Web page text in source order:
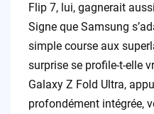
Flip 7, lui, gagnerait
Signe que Samsung
simple course aux
surprise se profile-t-elle
Galaxy Z Fold Ultra,
profondément intégrée,